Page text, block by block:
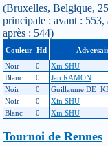
(Bruxelles, Belgique,
principale : avant : 553,
après : 544)
Couleur Hd
Noir
0 Xin SHU
Blanc
0 Jan RAMON
Noir
0 Guillaume
Noir
0 Xin SHU
Blanc
0 Xin SHU
Tournoi de Rennes